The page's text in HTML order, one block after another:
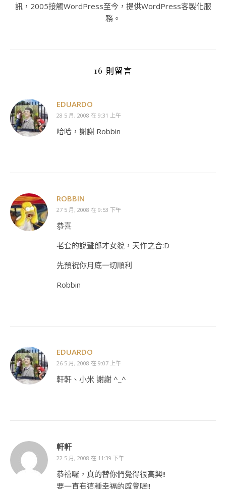
訊，2005接觸WordPress至今，提供WordPress客製化服
務。
16 則留言
EDUARDO
28 5 月, 2008 在 9:31 上午
哈哈，謝謝 Robbin
ROBBIN
27 5 月, 2008 在 9:53 下午
恭喜
老套的說聲郎才女貌，天作之合:D
先預祝你月底一切順利
Robbin
EDUARDO
26 5 月, 2008 在 9:07 上午
軒軒、小米 謝謝 ^_^
軒軒
22 5 月, 2008 在 11:39 下午
恭禧囉，真的替你們覺得很高興!!
要一直有這種幸福的感覺喔!!